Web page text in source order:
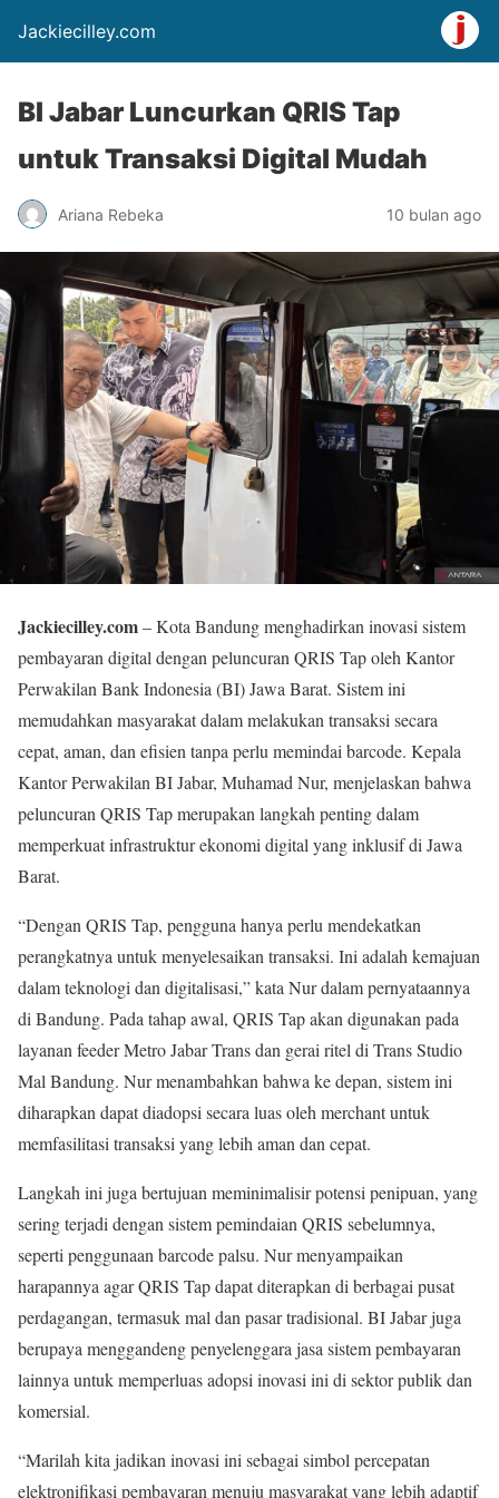
Jackiecilley.com
BI Jabar Luncurkan QRIS Tap
untuk Transaksi Digital Mudah
Ariana Rebeka 10 bulan ago
Jackiecilley.com– Kota Bandung menghadirkan inovasi sistem
pembayaran digital dengan peluncuran QRIS Tap oleh Kantor
Perwakilan Bank Indonesia (BI) Jawa Barat. Sistem ini
memudahkan masyarakat dalam melakukan transaksi secara
cepat, aman, dan efisien tanpa perlu memindai barcode. Kepala
Kantor Perwakilan BI Jabar, Muhamad Nur, menjelaskan bahwa
peluncuran QRIS Tap merupakan langkah penting dalam
memperkuat infrastruktur ekonomi digital yang inklusif di Jawa
Barat.
“Dengan QRIS Tap, pengguna hanya perlu mendekatkan
perangkatnya untuk menyelesaikan transaksi. Ini adalah kemajuan
dalam teknologi dan digitalisasi,” kata Nur dalam pernyataannya
di Bandung. Pada tahap awal, QRIS Tap akan digunakan pada
layanan feeder Metro Jabar Trans dan gerai ritel di Trans Studio
Mal Bandung. Nur menambahkan bahwa ke depan, sistem ini
diharapkan dapat diadopsi secara luas oleh merchant untuk
memfasilitasi transaksi yang lebih aman dan cepat.
Langkah ini juga bertujuan meminimalisir potensi penipuan, yang
sering terjadi dengan sistem pemindaian QRIS sebelumnya,
seperti penggunaan barcode palsu. Nur menyampaikan
harapannya agar QRIS Tap dapat diterapkan di berbagai pusat
perdagangan, termasuk mal dan pasar tradisional. BI Jabar juga
berupaya menggandeng penyelenggara jasa sistem pembayaran
lainnya untuk memperluas adopsi inovasi ini di sektor publik dan
komersial.
“Marilah kita jadikan inovasi ini sebagai simbol percepatan
elektronifikasi pembayaran menuju masyarakat yang lebih adaptif